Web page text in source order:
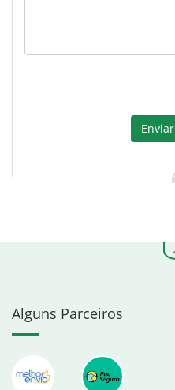
Enviar
Alguns Parceiros